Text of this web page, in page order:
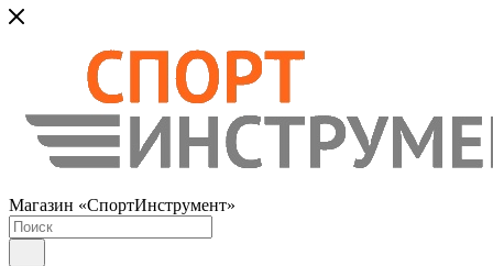
Магазин «СпортИнструмент»